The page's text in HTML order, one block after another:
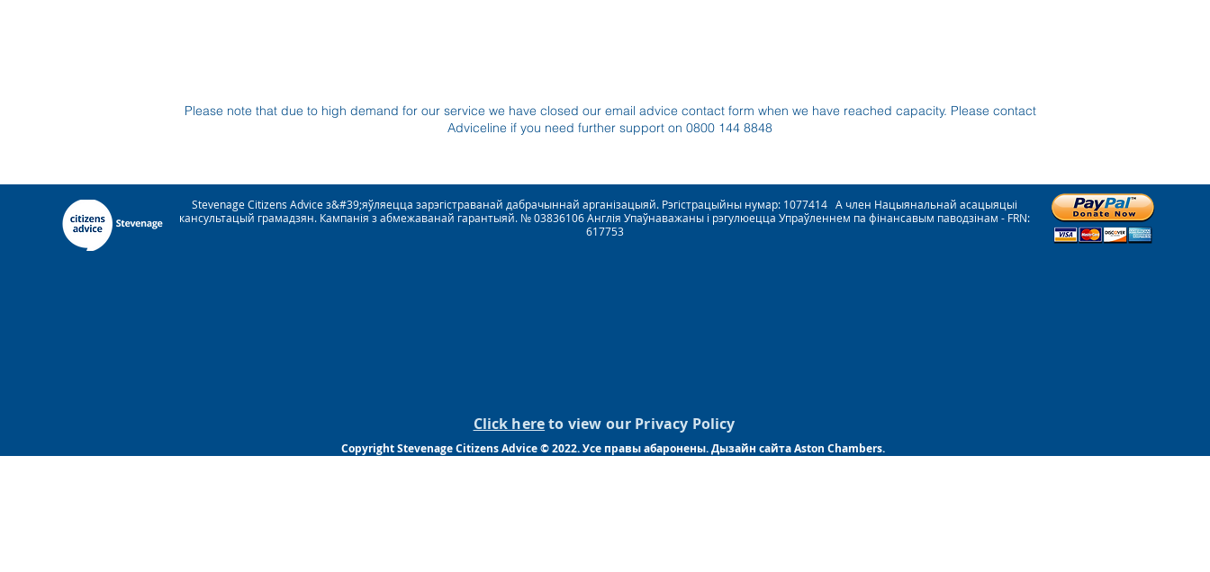
Please note that due to high demand for our service we have closed our email advice contact form when we have reached capacity. Please contact
Adviceline if you need further support on 0800 144 8848
Stevenage Citizens Advice з&#39;яўляецца зарэгістраванай дабрачыннай арганізацыяй. Рэгістрацыйны нумар: 1077414 A член Нацыянальнай асацыяцыі
кансультацый грамадзян. Кампанія з абмежаванай гарантыяй. № 03836106 Англія Упаўнаважаны і рэгулюецца Упраўленнем па фінансавым паводзінам - FRN:
617753
Click hereto view our Privacy Policy
Copyright Stevenage Citizens Advice © 2022. Усе правы абаронены. Дызайн сайта Aston Chambers.